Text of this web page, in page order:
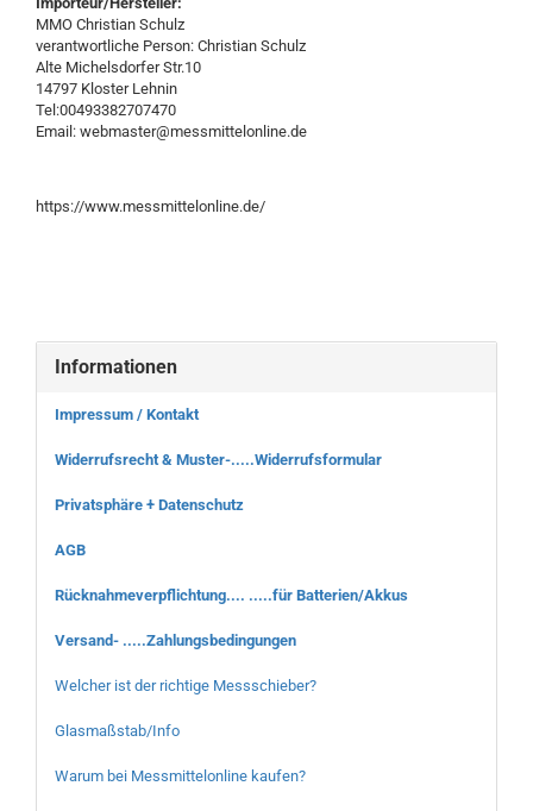
MMO Christian Schulz
verantwortliche Person: Christian Schulz
Alte Michelsdorfer Str.10
14797 Kloster Lehnin
Tel:00493382707470
Email: webmaster@messmittelonline.de
https://www.messmittelonline.de/
Informationen
Impressum / Kontakt
Widerrufsrecht & Muster-.....Widerrufsformular
Privatsphäre + Datenschutz
AGB
Rücknahmeverpflichtung.... .....für Batterien/Akkus
Versand- .....Zahlungsbedingungen
Welcher ist der richtige Messschieber?
Glasmaßstab/Info
Warum bei Messmittelonline kaufen?